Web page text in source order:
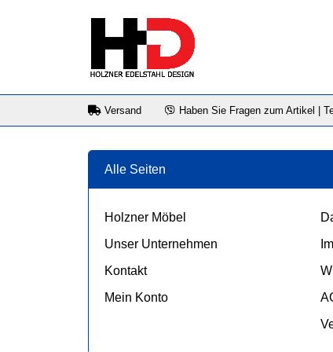
Versand Haben Sie Fragen zum Artikel |
Alle Seiten
Holzner Möbel
Unser Unternehmen
Kontakt
Mein Konto